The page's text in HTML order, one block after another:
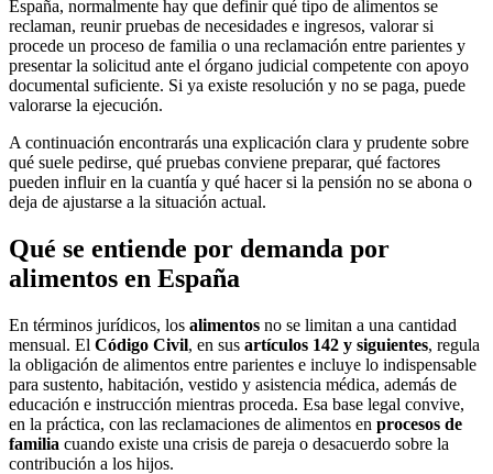
España, normalmente hay que definir qué tipo de alimentos se
reclaman, reunir pruebas de necesidades e ingresos, valorar si
procede un proceso de familia o una reclamación entre parientes y
presentar la solicitud ante el órgano judicial competente con apoyo
documental suficiente. Si ya existe resolución y no se paga, puede
valorarse la ejecución.
A continuación encontrarás una explicación clara y prudente sobre
qué suele pedirse, qué pruebas conviene preparar, qué factores
pueden influir en la cuantía y qué hacer si la pensión no se abona o
deja de ajustarse a la situación actual.
Qué se entiende por demanda por
alimentos en España
En términos jurídicos, los alimentos no se limitan a una cantidad
mensual. El Código Civil, en sus artículos 142 y siguientes, regula
la obligación de alimentos entre parientes e incluye lo indispensable
para sustento, habitación, vestido y asistencia médica, además de
educación e instrucción mientras proceda. Esa base legal convive,
en la práctica, con las reclamaciones de alimentos en procesos de
familia cuando existe una crisis de pareja o desacuerdo sobre la
contribución a los hijos.